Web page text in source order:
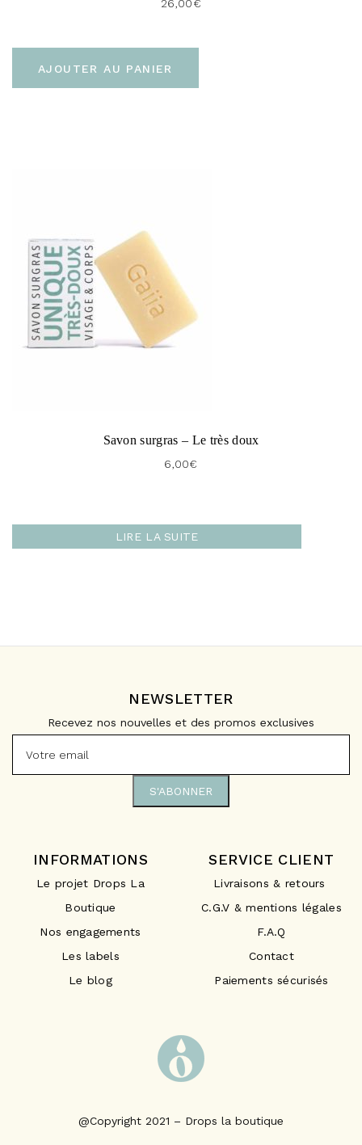
26,00€
AJOUTER AU PANIER
Savon surgras – Le très doux
6,00€
LIRE LA SUITE
@Copyright 2021 – Drops la boutique
INFORMATIONS
Le projet Drops La
Boutique
Nos engagements
Les labels
Le blog
SERVICE CLIENT
Livraisons & retours
C.G.V & mentions légales
F.A.Q
Contact
Paiements sécurisés
NEWSLETTER
Recevez nos nouvelles et des promos exclusives